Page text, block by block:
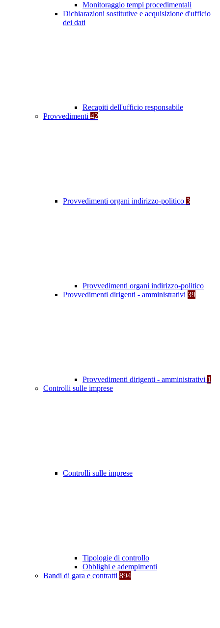
Monitoraggio tempi procedimentali
Dichiarazioni sostitutive e acquisizione d'ufficio
dei dati
Recapiti dell'ufficio responsabile
Provvedimenti 42
Provvedimenti organi indirizzo-politico 3
Provvedimenti organi indirizzo-politico
Provvedimenti dirigenti - amministrativi 39
Provvedimenti dirigenti - amministrativi 1
Controlli sulle imprese
Controlli sulle imprese
Tipologie di controllo
Obblighi e adempimenti
Bandi di gara e contratti 894